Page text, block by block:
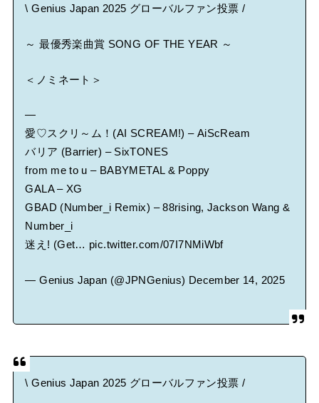
Powered by livedoor 相互RSS
\ Genius Japan 2025 グローバルファン投票 /
～ 最優秀楽曲賞 SONG OF THE YEAR ～
＜ノミネート＞
―
愛♡スクリ～ム！(AI SCREAM!) – AiScReam
バリア (Barrier) – SixTONES
from me to u – BABYMETAL & Poppy
GALA – XG
GBAD (Number_i Remix) – 88rising, Jackson Wang &
Number_i
迷え! (Get… pic.twitter.com/07I7NMiWbf
— Genius Japan (@JPNGenius) December 14, 2025
\ Genius Japan 2025 グローバルファン投票 /